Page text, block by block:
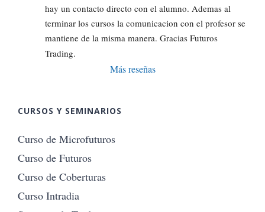
hay un contacto directo con el alumno. Ademas al
terminar los cursos la comunicacion con el profesor se
mantiene de la misma manera. Gracias Futuros
Trading.
Más reseñas
CURSOS Y SEMINARIOS
Curso de Microfuturos
Curso de Futuros
Curso de Coberturas
Curso Intradia